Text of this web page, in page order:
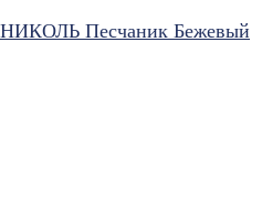
Песчаник Бежевый